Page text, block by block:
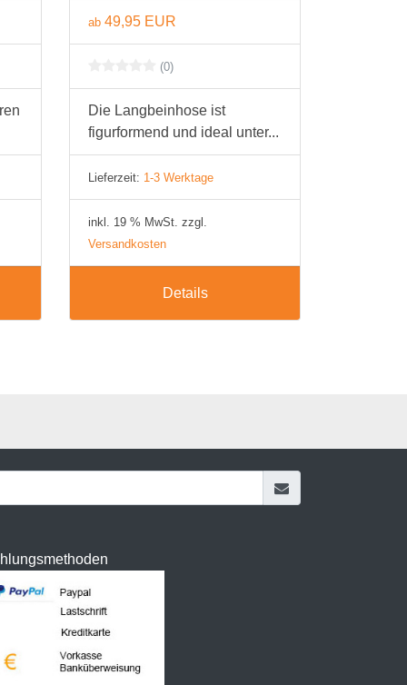
ab 49,95 EUR
(0)
Die Langbeinhose ist
figurformend und ideal unter...
Lieferzeit: 1-3 Werktage
inkl. 19 % MwSt. zzgl.
Versandkosten
Details